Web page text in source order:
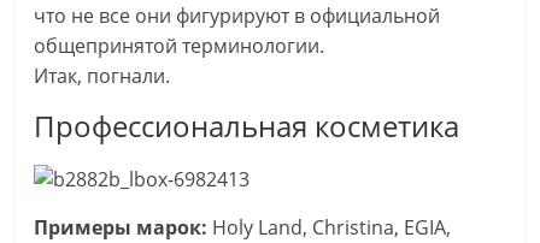
что не все они фигурируют в официальной
общепринятой терминологии.
Итак, погнали.
Профессиональная косметика
Примеры марок: Holy Land, Christina, EGIA,